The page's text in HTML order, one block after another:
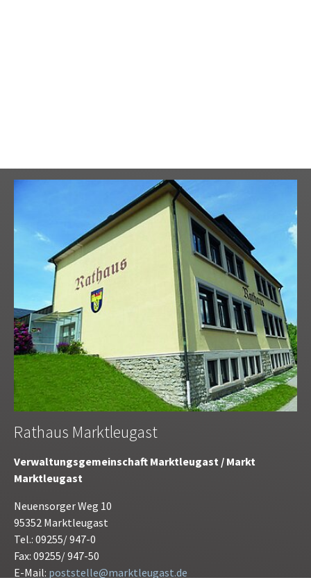
Rathaus Marktleugast
Verwaltungsgemeinschaft Marktleugast / Markt
Marktleugast
Neuensorger Weg 10
95352 Marktleugast
Tel.: 09255/ 947-0
Fax: 09255/ 947-50
E-Mail: poststelle@marktleugast.de